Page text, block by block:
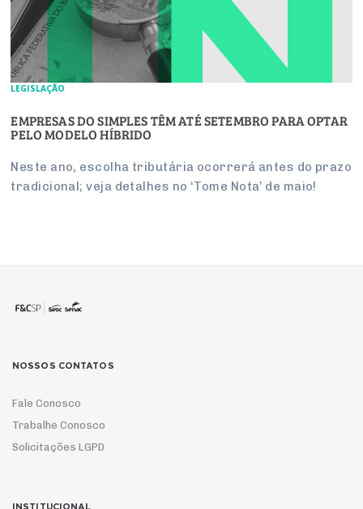
LEGISLAÇÃO
EMPRESAS DO SIMPLES TÊM ATÉ SETEMBRO PARA OPTAR
PELO MODELO HÍBRIDO
Neste ano, escolha tributária ocorrerá antes do prazo
tradicional; veja detalhes no ‘Tome Nota’ de maio!
NOSSOS CONTATOS
Fale Conosco
Trabalhe Conosco
Solicitações LGPD
INSTITUCIONAL